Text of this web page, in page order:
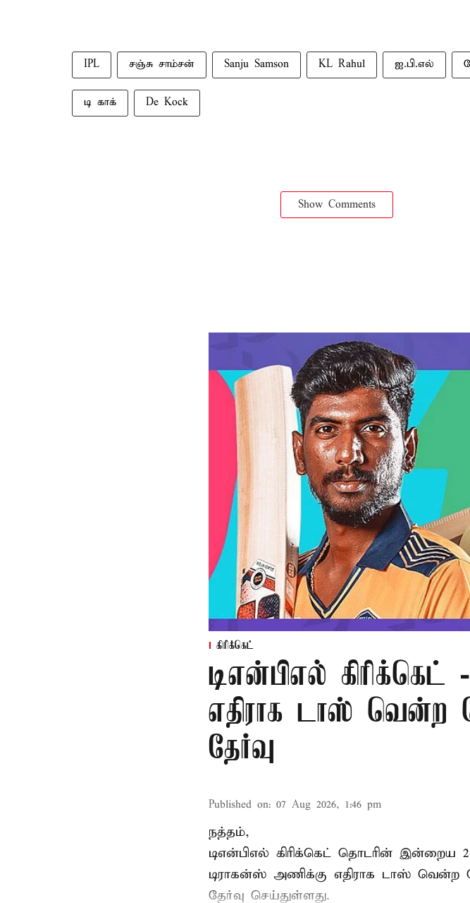
IPL சஞ்சு சாம்சன் Sanju Samson KL Rahul ஐ.பி.எல்
டி காக் De Kock
Show Comments
கிரிக்கெட்
டிஎன்பிஎல் கிரிக்கெட்
எதிராக டாஸ் வென்ற
தேர்வு
Published on: 07 Aug 2026, 1:46 pm
நத்தம்,
டிஎன்பிஎல் கிரிக்கெட் தொடரின் இன்றைய
டிராகன்ஸ் அணிக்கு எதிராக டாஸ்
தேர்வு செய்துள்ளது.